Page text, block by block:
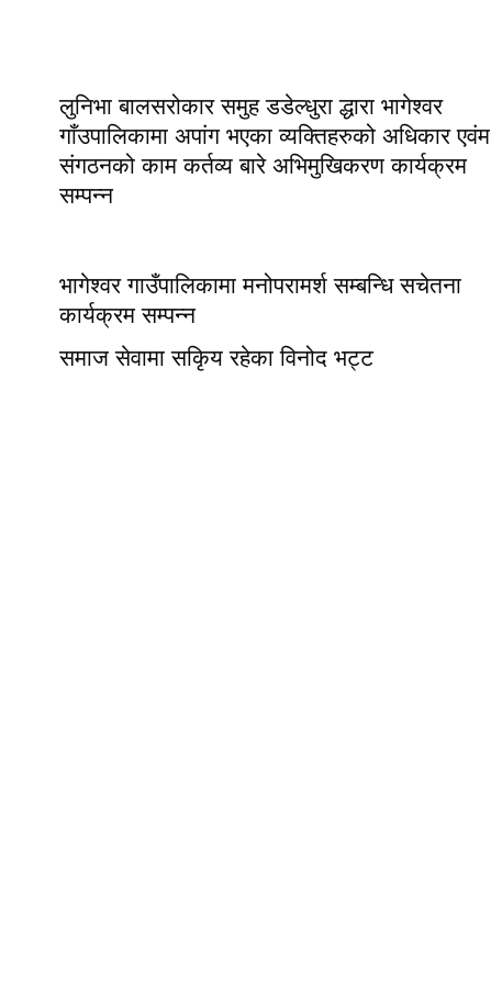
लुनिभा बालसरोकार समुह डडेल्धुरा द्धारा भागेश्वर
गाँउपालिकामा अपांग भएका व्यक्तिहरुको अधिकार एवंम
संगठनको काम कर्तव्य बारे अभिमुखिकरण कार्यक्रम
सम्पन्न
भागेश्वर गाउँपालिकामा मनोपरामर्श सम्बन्धि सचेतना
कार्यक्रम सम्पन्न
समाज सेवामा सकिृय रहेका विनोद भट्ट